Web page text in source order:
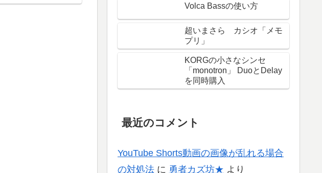
Volca Bassの使い方
超いまさら カシオ「メモ
プリ」
KORGの小さなシンセ
「monotron」 DuoとDelay
を同時購入
最近のコメント
YouTube Shorts動画の画像が乱れる場合
の対処法 に 勇者カズ坊★ より